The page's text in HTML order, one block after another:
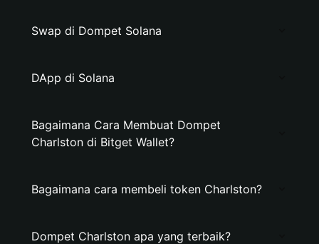
Swap di Dompet Solana
DApp di Solana
Bagaimana Cara Membuat Dompet
Charlston di Bitget Wallet?
Bagaimana cara membeli token Charlston?
Dompet Charlston apa yang terbaik?